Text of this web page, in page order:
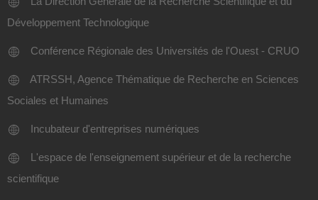
Développement Technologique
Conférence Régionale des Universités de l'Ouest - CRUO
ATRSSH, Agence Thématique de Recherche en Sciences
Sociales et Humaines
Incubateur d'entreprises numériques
L'espace de l'enseignement supérieur et de la recherche
scientifique